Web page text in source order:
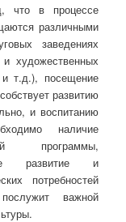
что в процессе
различными
заведениях
художественных
и т.д.), посещение
развитию
и воспитанию
наличие
программы,
развитие и
потребностей
важной